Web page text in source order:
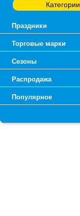
Категории
Праздники
Торговые марки
Сезоны
Распродажа
Популярное